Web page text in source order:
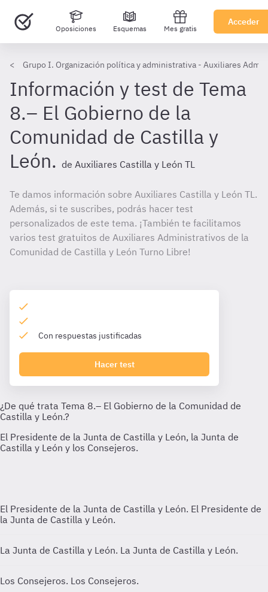
Oposiciones Esquemas Mes gratis
Acceder
Grupo I. Organización política y administrativa - Auxiliares
Información y test de Tema
8.– El Gobierno de la
Comunidad de Castilla y
León. de Auxiliares Castilla y León TL
Te damos información sobre Auxiliares Castilla y León TL.
Además, si te suscribes, podrás hacer test
personalizados de este tema. ¡También te facilitamos
varios test gratuitos de Auxiliares Administrativos de la
Comunidad de Castilla y León Turno Libre!
Con respuestas justificadas
Hacer test
El Presidente de la Junta de Castilla y León. El Presidente de
la Junta de Castilla y León.
La Junta de Castilla y León. La Junta de Castilla y León.
Los Consejeros. Los Consejeros.